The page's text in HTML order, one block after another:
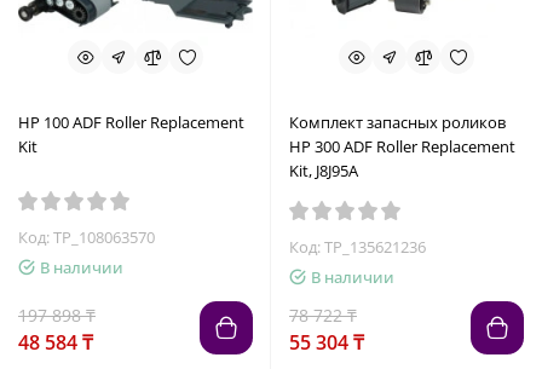
HP 100 ADF Roller Replacement
Kit
Код: TP_108063570
В наличии
197 898 ₸
48 584 ₸
Комплект запасных роликов
HP 300 ADF Roller Replacement
Kit, J8J95A
Код: TP_135621236
В наличии
78 722 ₸
55 304 ₸